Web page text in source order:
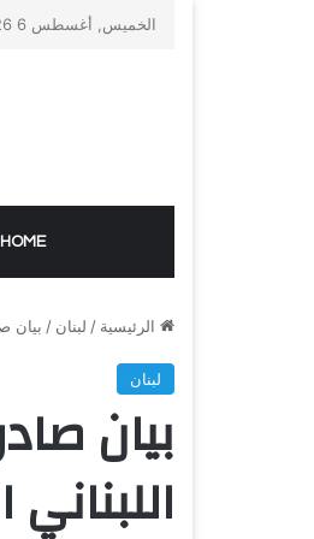
الخميس, أغسطس 6 2026
HOME
الرئيسية / لبنان / بيان
لبنان
بيان